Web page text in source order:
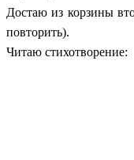
Достаю из корзины
повторить).
Читаю
Очень
Только